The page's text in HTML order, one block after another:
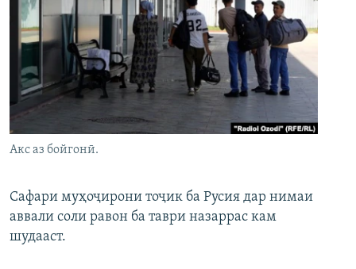
Акс аз бойгонӣ.
Сафари муҳоҷирони тоҷик ба Русия дар нимаи
аввали соли равон ба таври назаррас кам
шудааст.